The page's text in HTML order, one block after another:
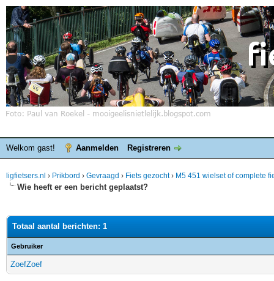
Welkom gast! Aanmelden Registreren
ligfietsers.nl › Prikbord › Gevraagd › Fiets gezocht› M5 451 wielset of complete
Wie heeft er een bericht geplaatst?
Totaal aantal berichten: 1
Gebruiker
ZoefZoef